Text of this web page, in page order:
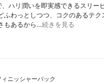
ハリ潤いを即実感できるスリー
ふわっとしつつ、コクのあるテク
もあるから…続きを見る
ニッシャーパック